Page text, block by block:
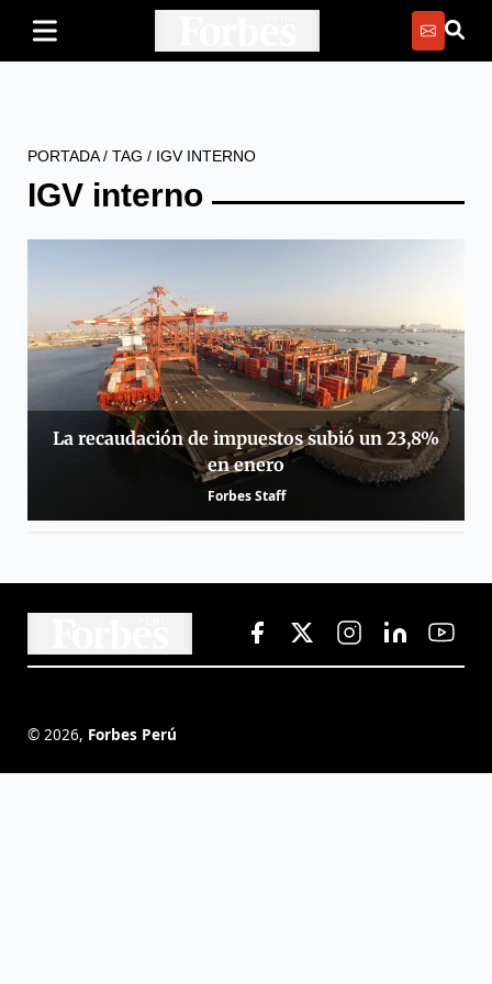
PORTADA/ TAG / IGV INTERNO
IGV interno
La recaudación de impuestos subió un 23,8%
en enero
Forbes Staff
© 2026, Forbes Perú